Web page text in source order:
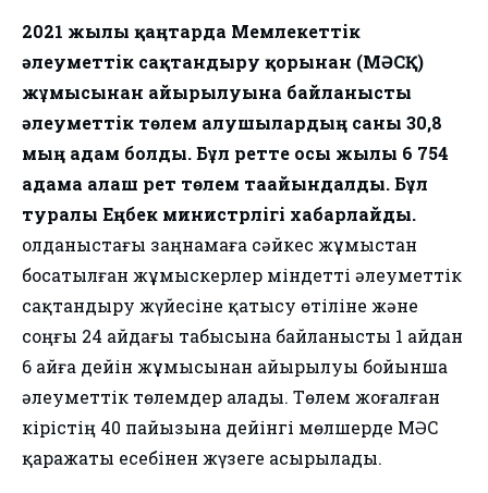
2021 жылғы қаңтарда Мемлекеттік
әлеуметтік сақтандыру қорынан (МӘСҚ)
жұмысынан айырылуына байланысты
әлеуметтік төлем алушылардың саны 30,8
мың адам болды. Бұл ретте осы жылы 6 754
адамға алғаш рет төлем тағайындалды. Бұл
туралы Еңбек министрлігі хабарлайды.
Қолданыстағы заңнамаға сәйкес жұмыстан
босатылған жұмыскерлер міндетті әлеуметтік
сақтандыру жүйесіне қатысу өтіліне және
соңғы 24 айдағы табысына байланысты 1 айдан
6 айға дейін жұмысынан айырылуы бойынша
әлеуметтік төлемдер алады. Төлем жоғалған
кірістің 40 пайызына дейінгі мөлшерде МӘСҚ
қаражаты есебінен жүзеге асырылады.